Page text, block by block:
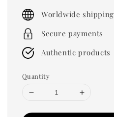
price
Worldwide shipping
Secure payments
Authentic products
Quantity